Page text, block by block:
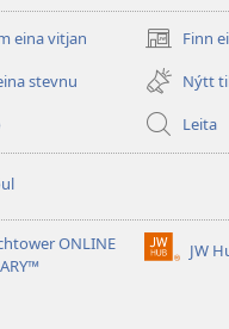
eina vitjan Finn
(opens
new
window)
stevnu
Nýtt
Leita
ONLINE
JW
(opens